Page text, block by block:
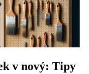
v nový: Tipy